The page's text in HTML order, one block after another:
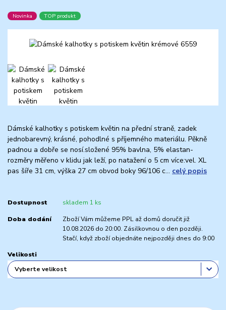
Novinka TOP produkt
Dámské kalhotky s potiskem květin na přední straně, zadek
jednobarevný, krásné, pohodlné s příjemného materiálu. Pěkně
padnou a dobře se nosí.složené 95% bavlna, 5% elastan-
rozměry měřeno v klidu jak leží, po natažení o 5 cm více:vel. XL
pas šíře 31 cm, výška 27 cm obvod boky 96/106 c... celý popis
Dostupnost skladem 1 ks
Doba dodání
Zboží Vám můžeme PPL až domů doručit již
10.08.2026 do 20:00. Zásilkovnou o den později.
Stačí, když zboží objednáte nejpozději dnes do 9:00
Velikosti